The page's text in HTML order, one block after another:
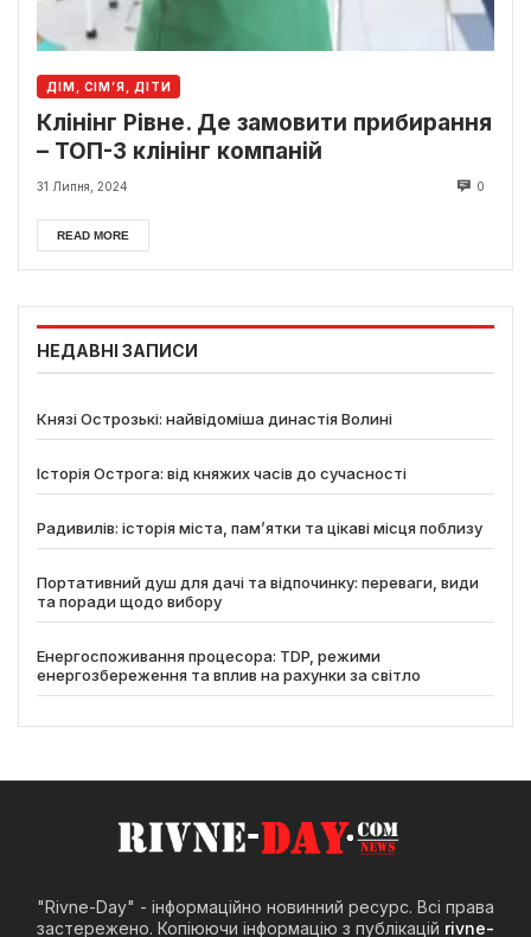
ДІМ, СІМ’Я, ДІТИ
Клінінг Рівне. Де замовити прибирання
– ТОП-3 клінінг компаній
31 Липня, 2024 0
READ MORE
НЕДАВНІ ЗАПИСИ
Князі Острозькі: найвідоміша династія Волині
Історія Острога: від княжих часів до сучасності
Радивилів: історія міста, пам’ятки та цікаві місця поблизу
Портативний душ для дачі та відпочинку: переваги, види
та поради щодо вибору
Енергоспоживання процесора: TDP, режими
енергозбереження та вплив на рахунки за світло
"Rivne-Day" - інформаційно новинний ресурс. Всі права
застережено. Копіюючи інформацію з публікацій rivne-